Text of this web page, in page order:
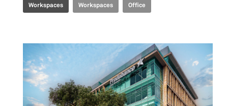
Workspaces Workspaces Office